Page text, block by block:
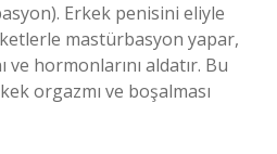
Erkek penisini eliyle
mastürbasyon yapar,
ve hormonlarını aldatır. Bu
orgazmı ve boşalması